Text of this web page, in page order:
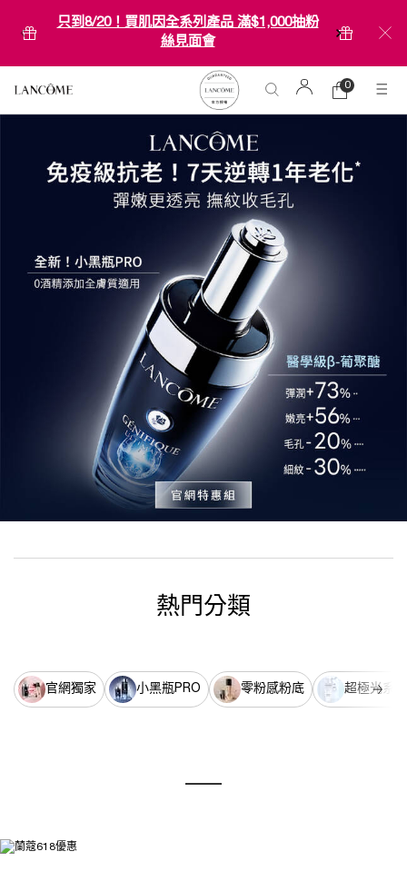
只到8/20！買肌因全系列產品 滿$1,000抽粉
絲見面會
購
物
0
0 product in
熱門分類
官網獨家 小黑瓶PRO 零粉感粉底 超極光系列